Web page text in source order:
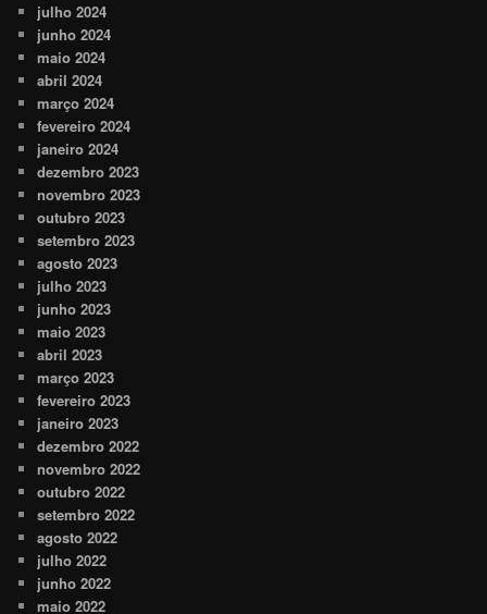
julho 2024
junho 2024
maio 2024
abril 2024
março 2024
fevereiro 2024
janeiro 2024
dezembro 2023
novembro 2023
outubro 2023
setembro 2023
agosto 2023
julho 2023
junho 2023
maio 2023
abril 2023
março 2023
fevereiro 2023
janeiro 2023
dezembro 2022
novembro 2022
outubro 2022
setembro 2022
agosto 2022
julho 2022
junho 2022
maio 2022